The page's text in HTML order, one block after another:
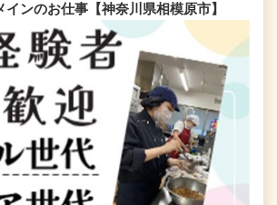
ンのお仕事【神奈川県相模原市】